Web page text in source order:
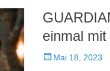
einmal
Veröffentlicht
Mai 18, 2023